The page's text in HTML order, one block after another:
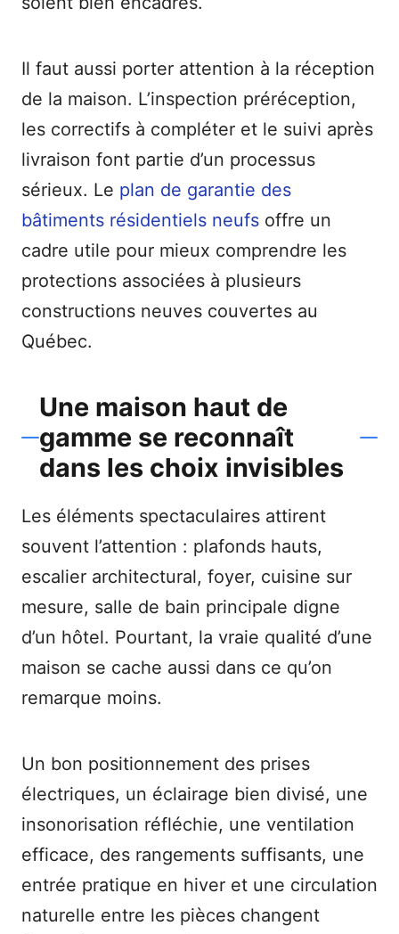
Il faut aussi porter attention à la réception
de la maison. L’inspection préréception,
les correctifs à compléter et le suivi après
livraison font partie d’un processus
sérieux. Le plan de garantie des
bâtiments résidentiels neufs offre un
cadre utile pour mieux comprendre les
protections associées à plusieurs
constructions neuves couvertes au
Québec.
Une maison haut de
gamme se reconnaît
dans les choix invisibles
Les éléments spectaculaires attirent
souvent l’attention : plafonds hauts,
escalier architectural, foyer, cuisine sur
mesure, salle de bain principale digne
d’un hôtel. Pourtant, la vraie qualité d’une
maison se cache aussi dans ce qu’on
remarque moins.
Un bon positionnement des prises
électriques, un éclairage bien divisé, une
insonorisation réfléchie, une ventilation
efficace, des rangements suffisants, une
entrée pratique en hiver et une circulation
naturelle entre les pièces changent